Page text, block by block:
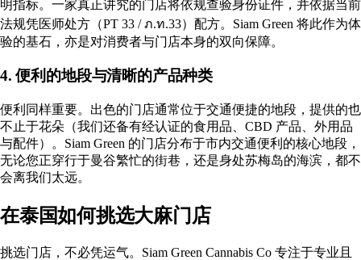
明指标。一家真正讲究的门店将依规查验身份证件，并依据当前
法规凭医师处方（PT 33 / ภ.ท.33）配方。Siam Green 将此作为体
验的基石，亦是对消费者与门店本身的双向保障。
4. 便利的地段与清晰的产品种类
便利同样重要。出色的门店通常位于交通便捷的地段，提供的也
不止于花朵（我们还备有经认证的食用品、 CBD 产品、外用品
与配件）。Siam Green 的门店分布于市内交通便利的核心地段，
无论您正穿行于曼谷繁忙的街巷，还是身处苏梅岛的海滨，都不
会离我们太远。
在泰国如何挑选大麻门店
挑选门店，不必凭运气。 Siam Green Cannabis Co 专注于专业且